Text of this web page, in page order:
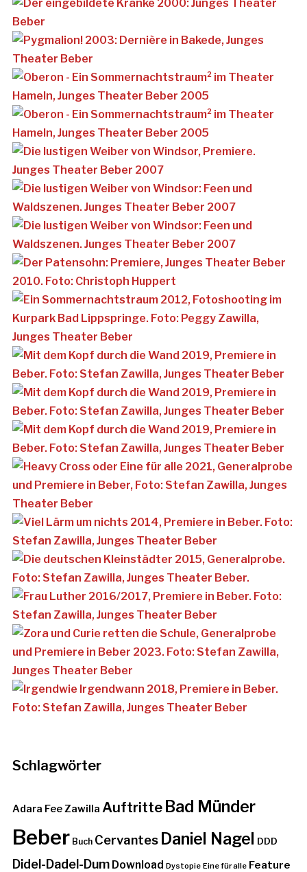
Schlagwörter
Adara Fee Zawilla Auftritte Bad Münder
Beber Buch Cervantes Daniel Nagel DDD
Didel-Dadel-Dum Download Dystopie Eine für alle Feature